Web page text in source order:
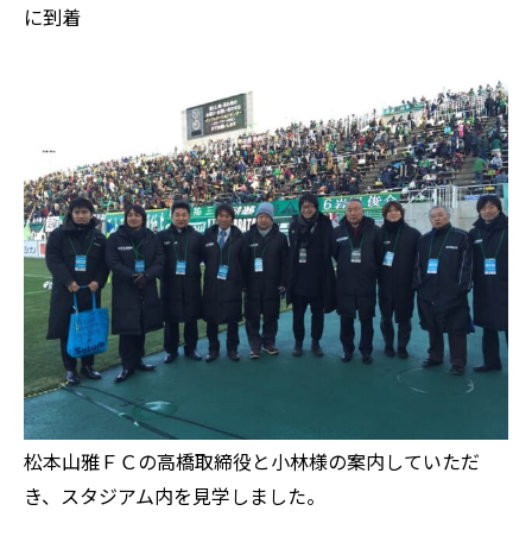
に到着
松本山雅ＦＣの高橋取締役と小林様の案内していただ
き、スタジアム内を見学しました。